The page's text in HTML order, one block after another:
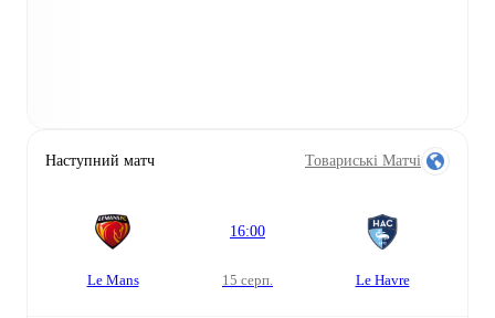
Наступний матч Товариські Матчі
Le Mans
16:00
15 серп. Le Havre